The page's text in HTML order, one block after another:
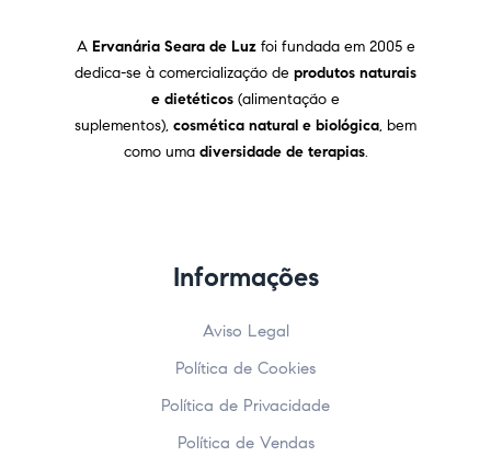
A Ervanária Seara de Luz foi fundada em 2005 e
dedica-se à comercialização de produtos naturais
e dietéticos (alimentação e
suplementos), cosmética natural e biológica, bem
como uma diversidade de terapias.
Informações
Aviso Legal
Política de Cookies
Política de Privacidade
Política de Vendas